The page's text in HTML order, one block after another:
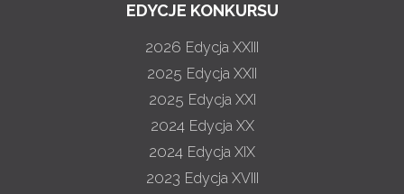
EDYCJE KONKURSU
2026 Edycja XXIII
2025 Edycja XXII
2025 Edycja XXI
2024 Edycja XX
2024 Edycja XIX
2023 Edycja XVIII